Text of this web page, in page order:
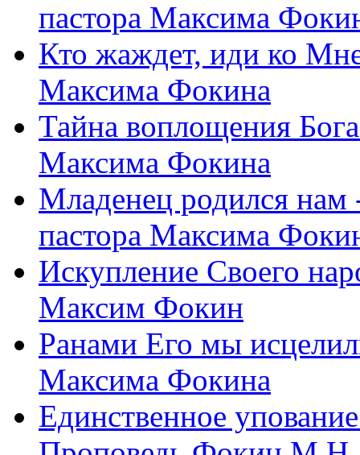
пастора Максима
Кто жаждет, иди ко
Максима Фокина
Тайна воплощения
Максима Фокина
Младенец родился
пастора Максима
Искупление Своего
Максим Фокин
Ранами Его мы
Максима Фокина
Единственное